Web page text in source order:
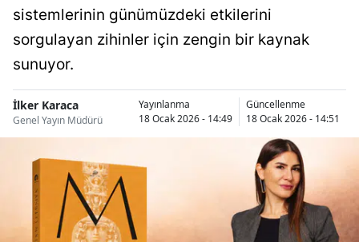
sistemlerinin günümüzdeki etkilerini
sorgulayan zihinler için zengin bir kaynak
sunuyor.
İlker Karaca
Genel Yayın Müdürü
Yayınlanma
18 Ocak 2026 - 14:49
Güncellenme
18 Ocak 2026 - 14:51